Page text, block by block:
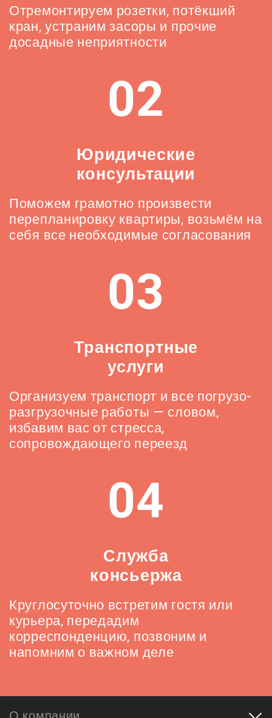
Отремонтируем розетки, потёкший
кран, устраним засоры и прочие
досадные неприятности
02
Юридические
консультации
Поможем грамотно произвести
перепланировку квартиры, возьмём на
себя все необходимые согласования
03
Транспортные
услуги
Организуем транспорт и все погрузо-
разгрузочные работы — словом,
избавим вас от стресса,
сопровождающего переезд
04
Служба
консьержа
Круглосуточно встретим гостя или
курьера, передадим
корреспонденцию, позвоним и
напомним о важном деле